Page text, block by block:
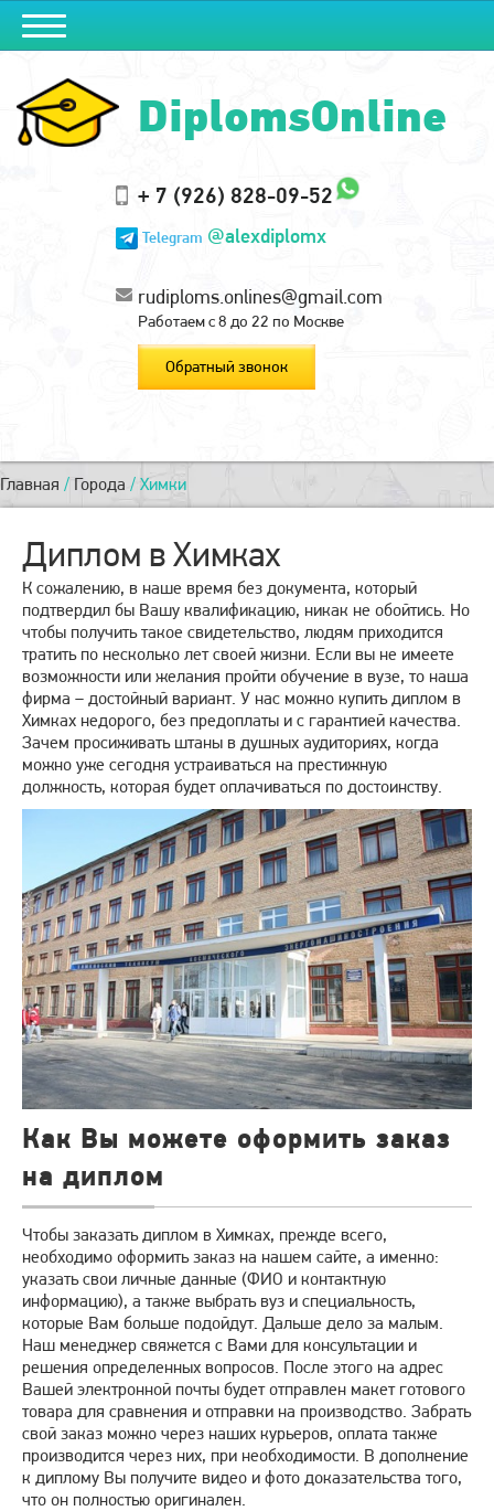
DiplomsOnline
+ 7 (926) 828-09-52
Telegram @alexdiplomx
rudiploms.onlines@gmail.com
Работаем с 8 до 22 по Москве
Обратный звонок
Главная / Города / Химки
Диплом в Химках
К сожалению, в наше время без документа, который
подтвердил бы Вашу квалификацию, никак не обойтись. Но
чтобы получить такое свидетельство, людям приходится
тратить по несколько лет своей жизни. Если вы не имеете
возможности или желания пройти обучение в вузе, то наша
фирма – достойный вариант. У нас можно купить диплом в
Химках недорого, без предоплаты и с гарантией качества.
Зачем просиживать штаны в душных аудиториях, когда
можно уже сегодня устраиваться на престижную
должность, которая будет оплачиваться по достоинству.
Как Вы можете оформить заказ
на диплом
Чтобы заказать диплом в Химках, прежде всего,
необходимо оформить заказ на нашем сайте, а именно:
указать свои личные данные (ФИО и контактную
информацию), а также выбрать вуз и специальность,
которые Вам больше подойдут. Дальше дело за малым.
Наш менеджер свяжется с Вами для консультации и
решения определенных вопросов. После этого на адрес
Вашей электронной почты будет отправлен макет готового
товара для сравнения и отправки на производство. Забрать
свой заказ можно через наших курьеров, оплата также
производится через них, при необходимости. В дополнение
к диплому Вы получите видео и фото доказательства того,
что он полностью оригинален.